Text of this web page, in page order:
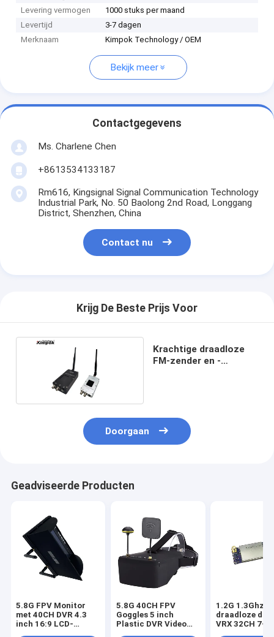
Levering vermogen
1000 stuks per maand
Levertijd
3-7 dagen
Merknaam
Kimpok Technology / OEM
Bekijk meer
Contactgegevens
Ms. Charlene Chen
+8613534133187
Rm616, Kingsignal Signal Communication Technology
Industrial Park, No. 50 Baolong 2nd Road, Longgang
District, Shenzhen, China
Contact nu
Krijg De Beste Prijs Voor
Krachtige draadloze
FM-zender en -
Doorgaan
Geadviseerde Producten
5.8G FPV Monitor
met 40CH DVR 4.3
inch 16:9 LCD-
5.8G 40CH FPV
Goggles 5 inch
Plastic DVR Video
1.2G 1.3Ghz
draadloze
VRX 32CH 7-